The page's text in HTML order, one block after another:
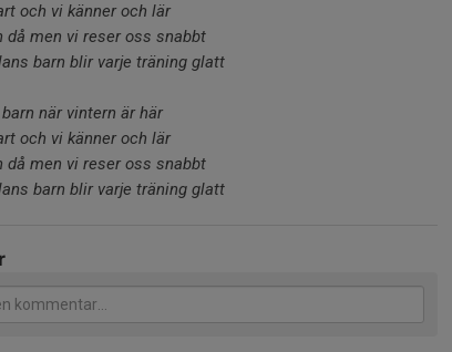
och vi känner och lär
då men vi reser oss snabbt
barn blir varje träning glatt
när vintern är här
och vi känner och lär
då men vi reser oss snabbt
barn blir varje träning glatt